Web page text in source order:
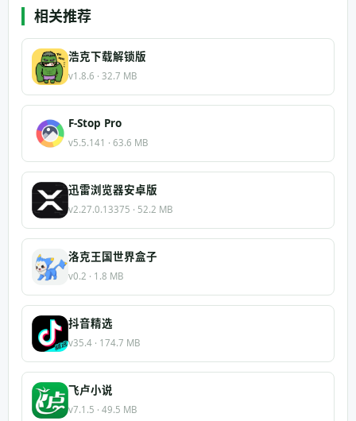
相关推荐
浩克下载解锁版
v1.8.6 · 32.7 MB
F-Stop Pro
v5.5.141 · 63.6 MB
迅雷浏览器安卓版
v2.27.0.13375 · 52.2 MB
洛克王国世界盒子
v0.2 · 1.8 MB
抖音精选
v35.4 · 174.7 MB
飞卢小说
v7.1.5 · 49.5 MB